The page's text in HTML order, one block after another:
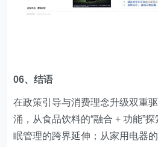
06、结语
在政策引导与消费理念升级双重
涌，从食品饮料的“融合 + 功能”
眠管理的跨界延伸；从家用电器